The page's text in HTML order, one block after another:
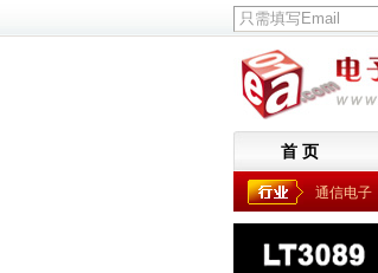
首 页
通信电子